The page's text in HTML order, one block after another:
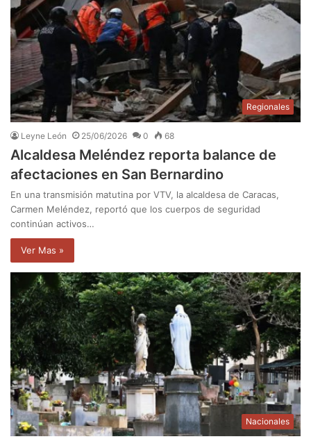
Regionales
Leyne León 25/06/2026 0 68
Alcaldesa Meléndez reporta balance de
afectaciones en San Bernardino
En una transmisión matutina por VTV, la alcaldesa de Caracas,
Carmen Meléndez, reportó que los cuerpos de seguridad
continúan activos…
Ver Mas »
Nacionales